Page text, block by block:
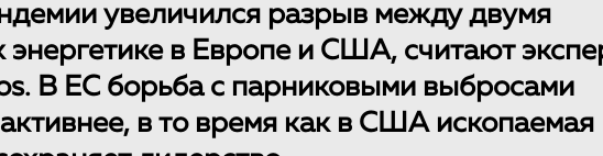
увеличился разрыв между двумя
энергетике в Европе и США, считают
В ЕС борьба с парниковыми выбросами
активнее, в то время как в США ископаемая